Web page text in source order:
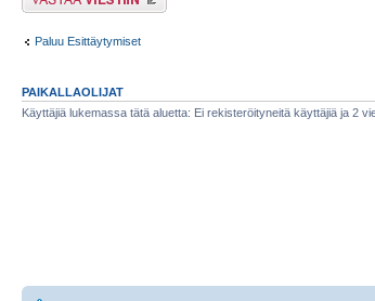
Paluu Esittäytymiset
PAIKALLAOLIJAT
Käyttäjiä lukemassa tätä aluetta: Ei rekisteröityneitä käyttäjiä ja 2